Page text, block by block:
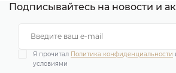
Подписывайтесь на новости и
Я прочитал Политика конфиденциальности
условиями